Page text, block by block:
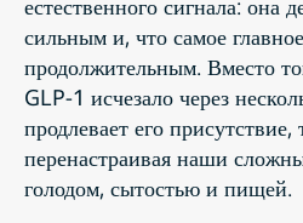
естественного сигнала: она
сильным и, что самое
продолжительным. Вместо
GLP-1 исчезало через
продлевает его
перенастраивая наши
голодом, сытостью и пищей.